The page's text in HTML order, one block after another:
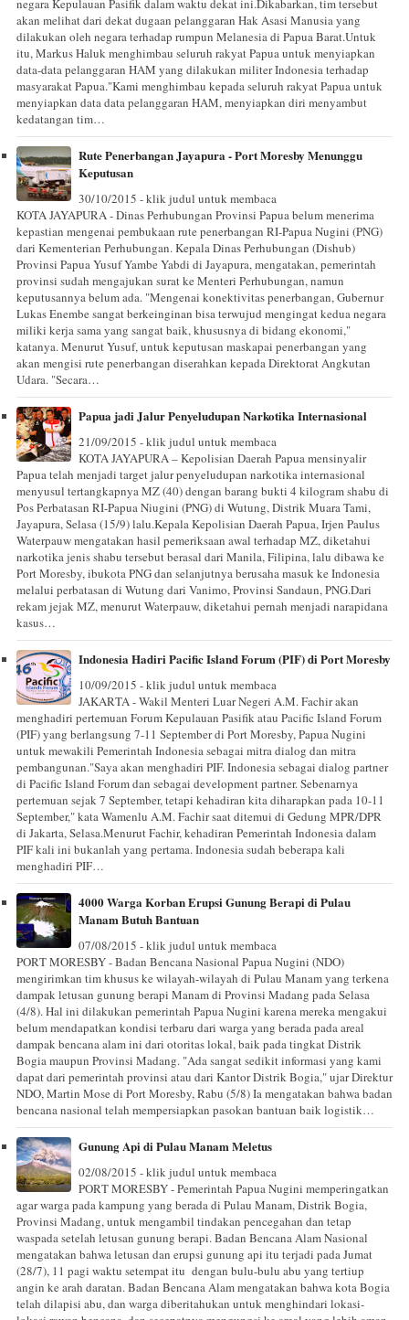
negara Kepulauan Pasifik dalam waktu dekat ini.Dikabarkan, tim tersebut
akan melihat dari dekat dugaan pelanggaran Hak Asasi Manusia yang
dilakukan oleh negara terhadap rumpun Melanesia di Papua Barat.Untuk
itu, Markus Haluk menghimbau seluruh rakyat Papua untuk menyiapkan
data-data pelanggaran HAM yang dilakukan militer Indonesia terhadap
masyarakat Papua."Kami menghimbau kepada seluruh rakyat Papua untuk
menyiapkan data data pelanggaran HAM, menyiapkan diri menyambut
kedatangan tim…
Rute Penerbangan Jayapura - Port Moresby Menunggu
Keputusan
30/10/2015 - klik judul untuk membaca
KOTA JAYAPURA - Dinas Perhubungan Provinsi Papua belum menerima
kepastian mengenai pembukaan rute penerbangan RI-Papua Nugini (PNG)
dari Kementerian Perhubungan. Kepala Dinas Perhubungan (Dishub)
Provinsi Papua Yusuf Yambe Yabdi di Jayapura, mengatakan, pemerintah
provinsi sudah mengajukan surat ke Menteri Perhubungan, namun
keputusannya belum ada. "Mengenai konektivitas penerbangan, Gubernur
Lukas Enembe sangat berkeinginan bisa terwujud mengingat kedua negara
miliki kerja sama yang sangat baik, khususnya di bidang ekonomi,"
katanya. Menurut Yusuf, untuk keputusan maskapai penerbangan yang
akan mengisi rute penerbangan diserahkan kepada Direktorat Angkutan
Udara. "Secara…
Papua jadi Jalur Penyeludupan Narkotika Internasional
21/09/2015 - klik judul untuk membaca
KOTA JAYAPURA – Kepolisian Daerah Papua mensinyalir
Papua telah menjadi target jalur penyeludupan narkotika internasional
menyusul tertangkapnya MZ (40) dengan barang bukti 4 kilogram shabu di
Pos Perbatasan RI-Papua Niugini (PNG) di Wutung, Distrik Muara Tami,
Jayapura, Selasa (15/9) lalu.Kepala Kepolisian Daerah Papua, Irjen Paulus
Waterpauw mengatakan hasil pemeriksaan awal terhadap MZ, diketahui
narkotika jenis shabu tersebut berasal dari Manila, Filipina, lalu dibawa ke
Port Moresby, ibukota PNG dan selanjutnya berusaha masuk ke Indonesia
melalui perbatasan di Wutung dari Vanimo, Provinsi Sandaun, PNG.Dari
rekam jejak MZ, menurut Waterpauw, diketahui pernah menjadi narapidana
kasus…
Indonesia Hadiri Pacific Island Forum (PIF) di Port Moresby
10/09/2015 - klik judul untuk membaca
JAKARTA - Wakil Menteri Luar Negeri A.M. Fachir akan
menghadiri pertemuan Forum Kepulauan Pasifik atau Pacific Island Forum
(PIF) yang berlangsung 7-11 September di Port Moresby, Papua Nugini
untuk mewakili Pemerintah Indonesia sebagai mitra dialog dan mitra
pembangunan."Saya akan menghadiri PIF. Indonesia sebagai dialog partner
di Pacific Island Forum dan sebagai development partner. Sebenarnya
pertemuan sejak 7 September, tetapi kehadiran kita diharapkan pada 10-11
September," kata Wamenlu A.M. Fachir saat ditemui di Gedung MPR/DPR
di Jakarta, Selasa.Menurut Fachir, kehadiran Pemerintah Indonesia dalam
PIF kali ini bukanlah yang pertama. Indonesia sudah beberapa kali
menghadiri PIF…
4000 Warga Korban Erupsi Gunung Berapi di Pulau
Manam Butuh Bantuan
07/08/2015 - klik judul untuk membaca
PORT MORESBY - Badan Bencana Nasional Papua Nugini (NDO)
mengirimkan tim khusus ke wilayah-wilayah di Pulau Manam yang terkena
dampak letusan gunung berapi Manam di Provinsi Madang pada Selasa
(4/8). Hal ini dilakukan pemerintah Papua Nugini karena mereka mengakui
belum mendapatkan kondisi terbaru dari warga yang berada pada areal
dampak bencana alam ini dari otoritas lokal, baik pada tingkat Distrik
Bogia maupun Provinsi Madang. "Ada sangat sedikit informasi yang kami
dapat dari pemerintah provinsi atau dari Kantor Distrik Bogia," ujar Direktur
NDO, Martin Mose di Port Moresby, Rabu (5/8) Ia mengatakan bahwa badan
bencana nasional telah mempersiapkan pasokan bantuan baik logistik…
Gunung Api di Pulau Manam Meletus
02/08/2015 - klik judul untuk membaca
PORT MORESBY - Pemerintah Papua Nugini memperingatkan
agar warga pada kampung yang berada di Pulau Manam, Distrik Bogia,
Provinsi Madang, untuk mengambil tindakan pencegahan dan tetap
waspada setelah letusan gunung berapi. Badan Bencana Alam Nasional
mengatakan bahwa letusan dan erupsi gunung api itu terjadi pada Jumat
(28/7), 11 pagi waktu setempat itu dengan bulu-bulu abu yang tertiup
angin ke arah daratan. Badan Bencana Alam mengatakan bahwa kota Bogia
telah dilapisi abu, dan warga diberitahukan untuk menghindari lokasi-